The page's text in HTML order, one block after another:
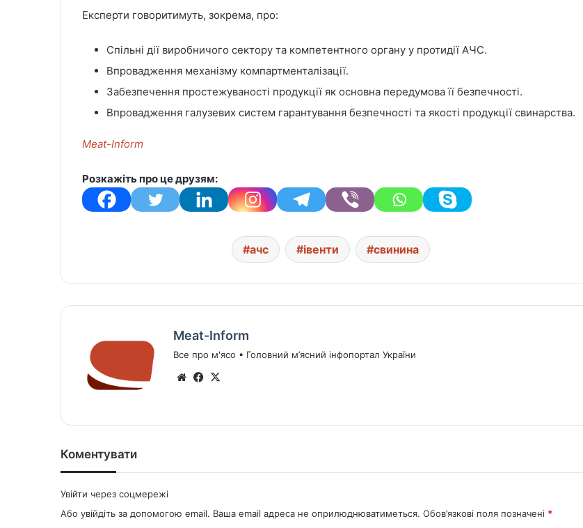
Експерти говоритимуть, зокрема, про:
Спільні дії виробничого сектору та компетентного органу у протидії АЧС.
Впровадження механізму компартменталізації.
Забезпечення простежуваності продукції як основна передумова її безпечності.
Впровадження галузевих систем гарантування безпечності та якості продукції свинарства.
Meat-Inform
Розкажіть про це друзям:
ачс івенти свинина
Meat-Inform
Все про м'ясо • Головний м’ясний інфопортал України
We Fa
ok
Коментувати
Увійти через соцмережі
Або увійдіть за допомогою email. Ваша email адреса не оприлюднюватиметься. Обов’язкові поля позначені *